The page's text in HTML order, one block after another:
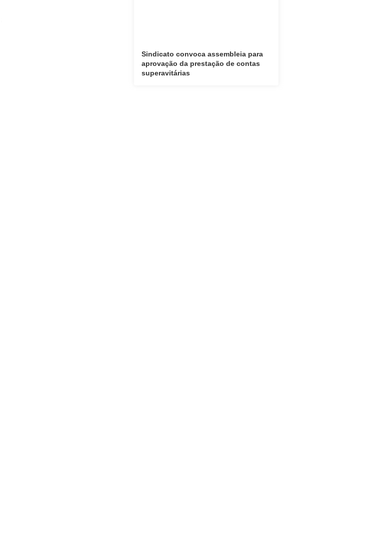
Sindicato convoca assembleia para
aprovação da prestação de contas
superavitárias